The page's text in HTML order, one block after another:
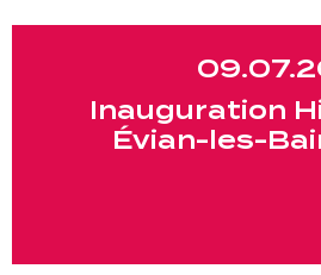
Inauguration
Évian-les-